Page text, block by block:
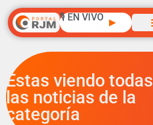
🎙️ EN VIVO ▶
Estas viendo todas
las noticias de la
categoría